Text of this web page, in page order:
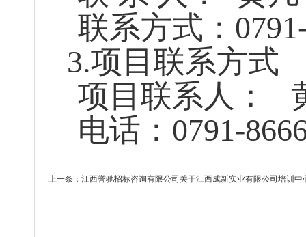
联系方式：
3.项目联系方式
项目联系人：
电话： 0791-
上一条： 江西誉驰招标咨询有限公司关于江西成新实业有限公司培训